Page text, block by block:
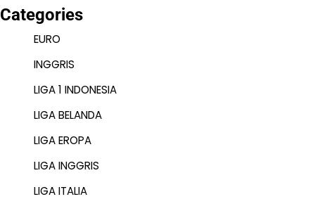
Categories
EURO
INGGRIS
LIGA 1 INDONESIA
LIGA BELANDA
LIGA EROPA
LIGA INGGRIS
LIGA ITALIA